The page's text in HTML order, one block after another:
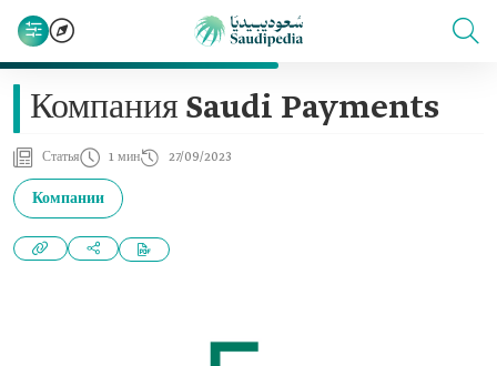
Компания Saudi Payments
Статья 1 мин 27/09/2023
Компании